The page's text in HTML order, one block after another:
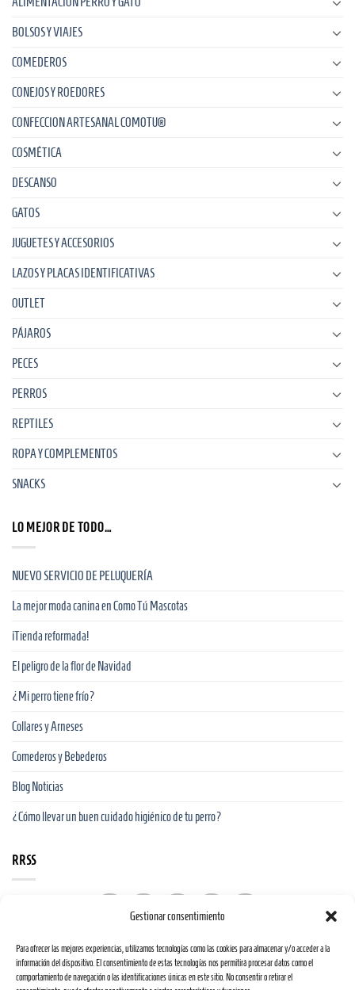
Gestionar consentimiento
Para ofrecer las mejores experiencias, utilizamos tecnologías como las cookies para almacenar y/o acceder a la
información del dispositivo. El consentimiento de estas tecnologías nos permitirá procesar datos como el
comportamiento de navegación o las identificaciones únicas en este sitio. No consentir o retirar el
BOLSOS Y VIAJES
COMEDEROS
CONEJOS Y ROEDORES
CONFECCION ARTESANAL COMOTU®
COSMÉTICA
DESCANSO
GATOS
JUGUETES Y ACCESORIOS
LAZOS Y PLACAS IDENTIFICATIVAS
OUTLET
PÁJAROS
PECES
PERROS
REPTILES
ROPA Y COMPLEMENTOS
SNACKS
LO MEJOR DE TODO…
NUEVO SERVICIO DE PELUQUERÍA
La mejor moda canina en Como Tú Mascotas
¡Tienda reformada!
El peligro de la flor de Navidad
¿Mi perro tiene frío?
Collares y Arneses
Comederos y Bebederos
Blog Noticias
¿Cómo llevar un buen cuidado higiénico de tu perro?
RRSS